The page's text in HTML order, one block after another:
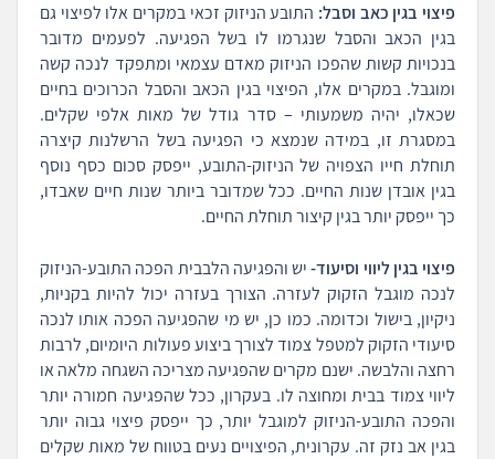
פיצוי בגין כאב וסבל: התובע הניזוק זכאי במקרים אלו לפיצוי גם
בגין הכאב והסבל שנגרמו לו בשל הפגיעה. לפעמים מדובר
בנכויות קשות שהפכו הניזוק מאדם עצמאי ומתפקד לנכה קשה
ומוגבל. במקרים אלו, הפיצוי בגין הכאב והסבל הכרוכים בחיים
שכאלו, יהיה משמעותי – סדר גודל של מאות אלפי שקלים.
במסגרת זו, במידה שנמצא כי הפגיעה בשל הרשלנות קיצרה
תוחלת חייו הצפויה של הניזוק-התובע, ייפסק סכום כסף נוסף
בגין אובדן שנות החיים. ככל שמדובר ביותר שנות חיים שאבדו,
כך ייפסק יותר בגין קיצור תוחלת החיים.
פיצוי בגין ליווי וסיעוד-יש והפגיעה הלבבית הפכה התובע-הניזוק
לנכה מוגבל הזקוק לעזרה. הצורך בעזרה יכול להיות בקניות,
ניקיון, בישול וכדומה. כמו כן, יש מי שהפגיעה הפכה אותו לנכה
סיעודי הזקוק למטפל צמוד לצורך ביצוע פעולות היומיום, לרבות
רחצה והלבשה. ישנם מקרים שהפגיעה מצריכה השגחה מלאה או
ליווי צמוד בבית ומחוצה לו. בעקרון, ככל שהפגיעה חמורה יותר
והפכה התובע-הניזוק למוגבל יותר, כך ייפסק פיצוי גבוה יותר
בגין אב נזק זה. עקרונית, הפיצויים נעים בטווח של מאות שקלים